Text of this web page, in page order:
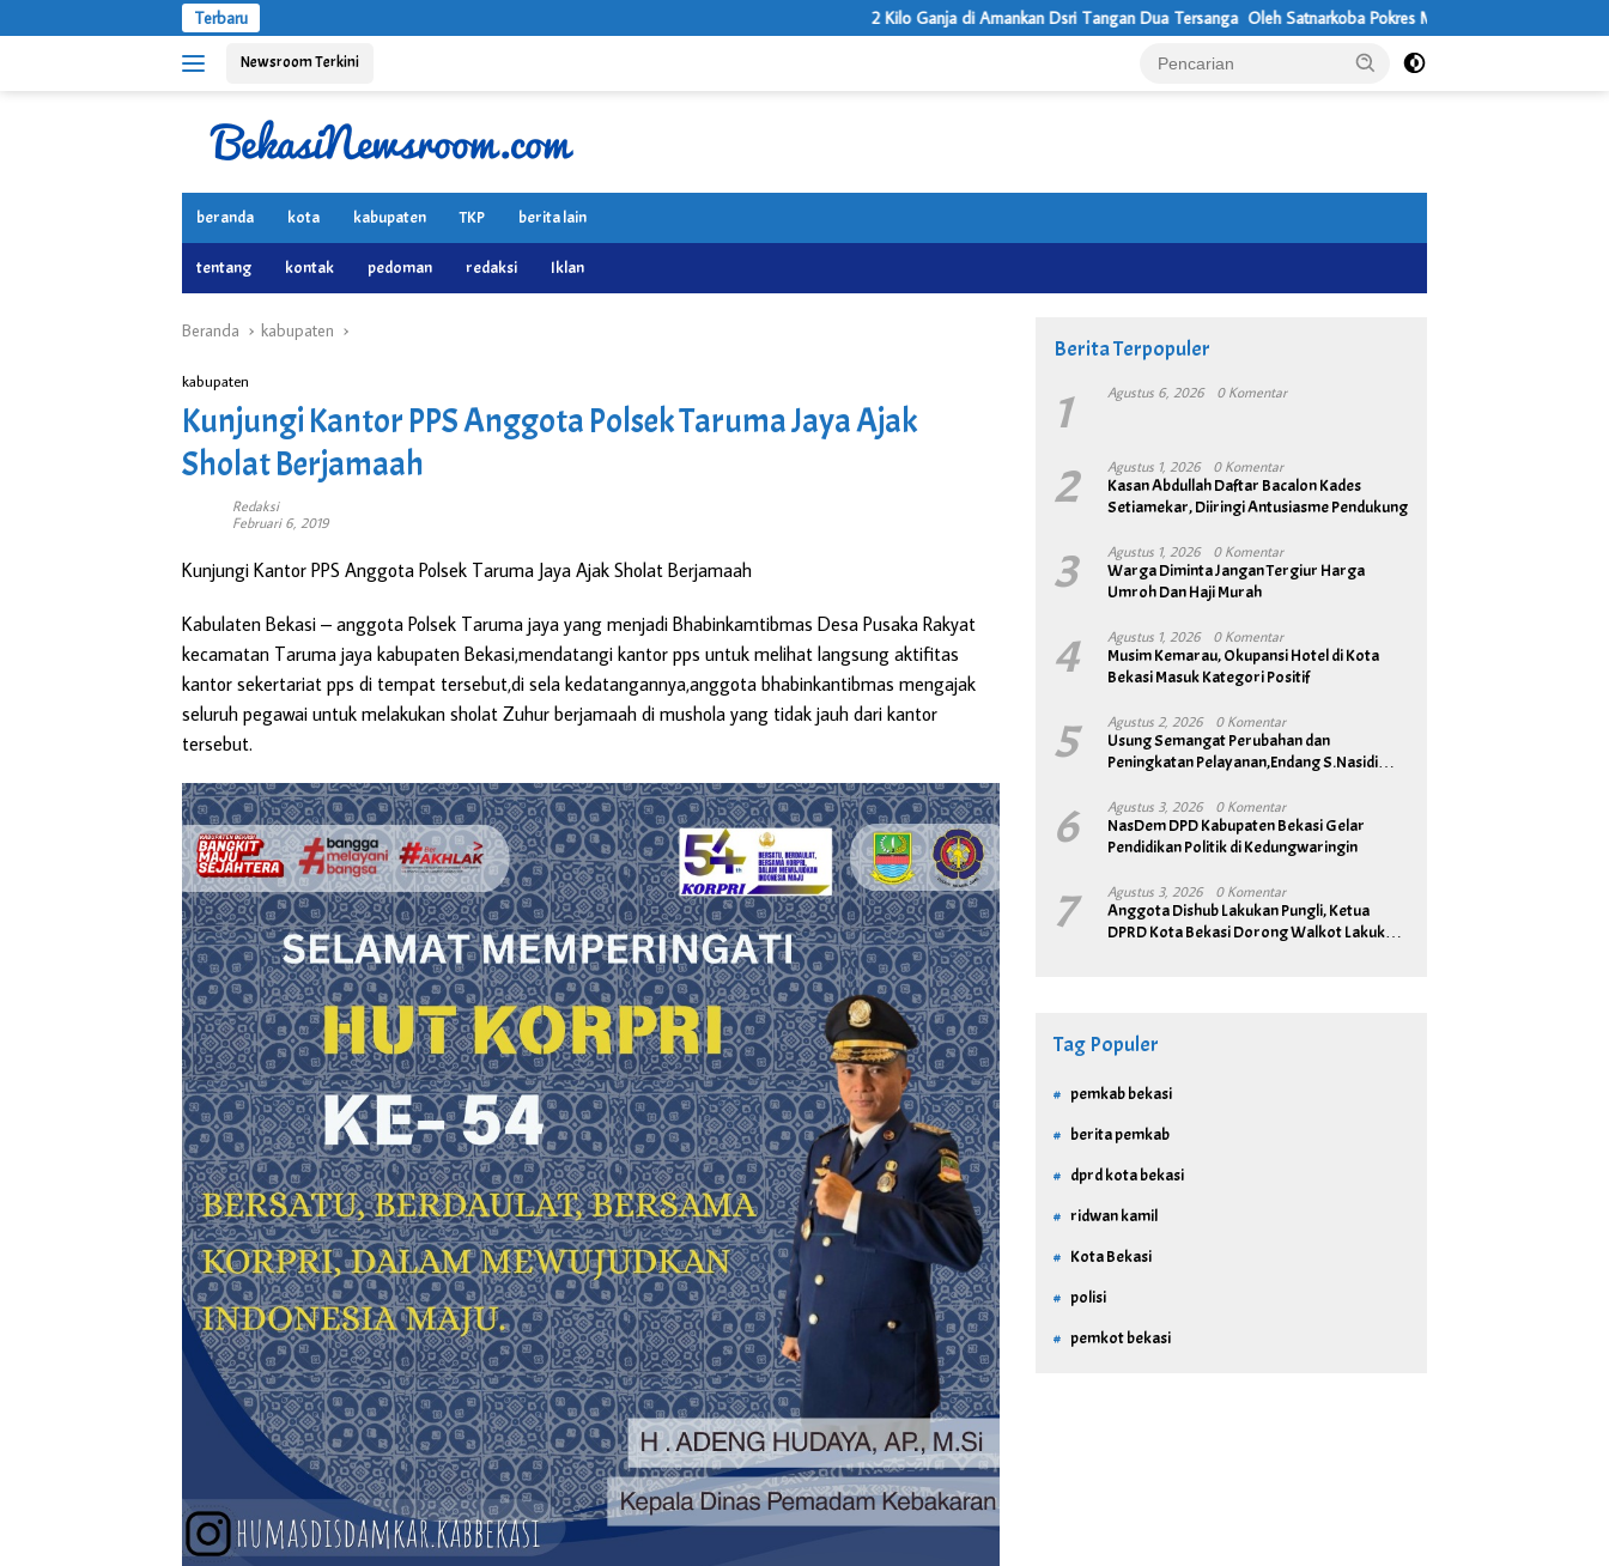
ke
Terbaru 2 Kilo Ganja di Amankan Dsri Tangan Dua Tersanga Oleh Satnarkoba Pokres Metro Bekasi
Newsroom Terkini
beranda kota kabupaten TKP berita lain
tentang kontak pedoman redaksi Iklan
Beranda kabupaten
kabupaten
Kunjungi Kantor PPS Anggota Polsek Taruma Jaya Ajak
Sholat Berjamaah
Redaksi
Februari 6, 2019
Kunjungi Kantor PPS Anggota Polsek Taruma Jaya Ajak Sholat Berjamaah
Kabulaten Bekasi – anggota Polsek Taruma jaya yang menjadi Bhabinkamtibmas Desa Pusaka Rakyat
kecamatan Taruma jaya kabupaten Bekasi,mendatangi kantor pps untuk melihat langsung aktifitas
kantor sekertariat pps di tempat tersebut,di sela kedatangannya,anggota bhabinkantibmas mengajak
seluruh pegawai untuk melakukan sholat Zuhur berjamaah di mushola yang tidak jauh dari kantor
tersebut.
Berita Terpopuler
1 Agustus 6, 2026 0 Komentar
2 Agustus 1, 2026 0 Komentar
Kasan Abdullah Daftar Bacalon Kades
Setiamekar, Diiringi Antusiasme Pendukung
3 Agustus 1, 2026 0 Komentar
Warga Diminta Jangan Tergiur Harga
Umroh Dan Haji Murah
4 Agustus 1, 2026 0 Komentar
Musim Kemarau, Okupansi Hotel di Kota
Bekasi Masuk Kategori Positif
5 Agustus 2, 2026 0 Komentar
Usung Semangat Perubahan dan
Peningkatan Pelayanan,Endang S.Nasidi
6 Agustus 3, 2026 0 Komentar
NasDem DPD Kabupaten Bekasi Gelar
Pendidikan Politik di Kedungwaringin
7 Agustus 3, 2026 0 Komentar
Anggota Dishub Lakukan Pungli, Ketua
DPRD Kota Bekasi Dorong Walkot Lakukan
Tag Populer
pemkab bekasi
berita pemkab
dprd kota bekasi
ridwan kamil
Kota Bekasi
polisi
pemkot bekasi